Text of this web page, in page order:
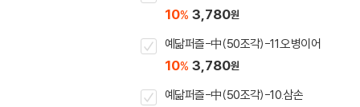
10% 3,780원
예닮퍼즐-中(50조각)-11.오병이어
10% 3,780원
예닮퍼즐-中(50조각)-10.삼손